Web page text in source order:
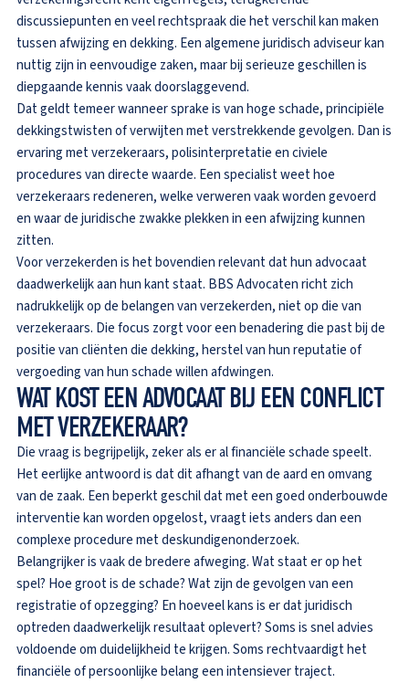
discussiepunten en veel rechtspraak die het verschil kan maken
tussen afwijzing en dekking. Een algemene juridisch adviseur kan
nuttig zijn in eenvoudige zaken, maar bij serieuze geschillen is
diepgaande kennis vaak doorslaggevend.
Dat geldt temeer wanneer sprake is van hoge schade, principiële
dekkingstwisten of verwijten met verstrekkende gevolgen. Dan is
ervaring met verzekeraars, polisinterpretatie en civiele
procedures van directe waarde. Een specialist weet hoe
verzekeraars redeneren, welke verweren vaak worden gevoerd
en waar de juridische zwakke plekken in een afwijzing kunnen
zitten.
Voor verzekerden is het bovendien relevant dat hun advocaat
daadwerkelijk aan hun kant staat. BBS Advocaten richt zich
nadrukkelijk op de belangen van verzekerden, niet op die van
verzekeraars. Die focus zorgt voor een benadering die past bij de
positie van cliënten die dekking, herstel van hun reputatie of
vergoeding van hun schade willen afdwingen.
WAT KOST EEN ADVOCAAT BIJ EEN CONFLICT
MET VERZEKERAAR?
Die vraag is begrijpelijk, zeker als er al financiële schade speelt.
Het eerlijke antwoord is dat dit afhangt van de aard en omvang
van de zaak. Een beperkt geschil dat met een goed onderbouwde
interventie kan worden opgelost, vraagt iets anders dan een
complexe procedure met deskundigenonderzoek.
Belangrijker is vaak de bredere afweging. Wat staat er op het
spel? Hoe groot is de schade? Wat zijn de gevolgen van een
registratie of opzegging? En hoeveel kans is er dat juridisch
optreden daadwerkelijk resultaat oplevert? Soms is snel advies
voldoende om duidelijkheid te krijgen. Soms rechtvaardigt het
financiële of persoonlijke belang een intensiever traject.